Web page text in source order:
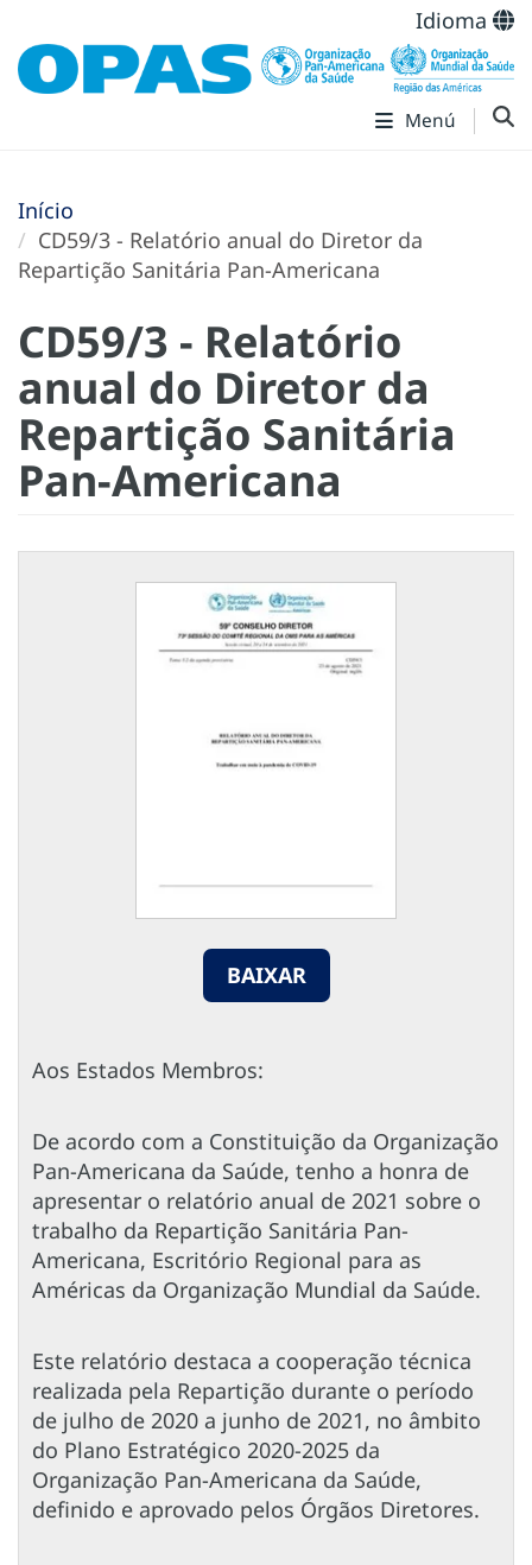
Idioma
Menú
Início
CD59/3 - Relatório anual do Diretor da
Repartição Sanitária Pan-Americana
CD59/3 - Relatório
anual do Diretor da
Repartição Sanitária
Pan-Americana
BAIXAR
Aos Estados Membros:
De acordo com a Constituição da Organização
Pan-Americana da Saúde, tenho a honra de
apresentar o relatório anual de 2021 sobre o
trabalho da Repartição Sanitária Pan-
Americana, Escritório Regional para as
Américas da Organização Mundial da Saúde.
Este relatório destaca a cooperação técnica
realizada pela Repartição durante o período
de julho de 2020 a junho de 2021, no âmbito
do Plano Estratégico 2020-2025 da
Organização Pan-Americana da Saúde,
definido e aprovado pelos Órgãos Diretores.